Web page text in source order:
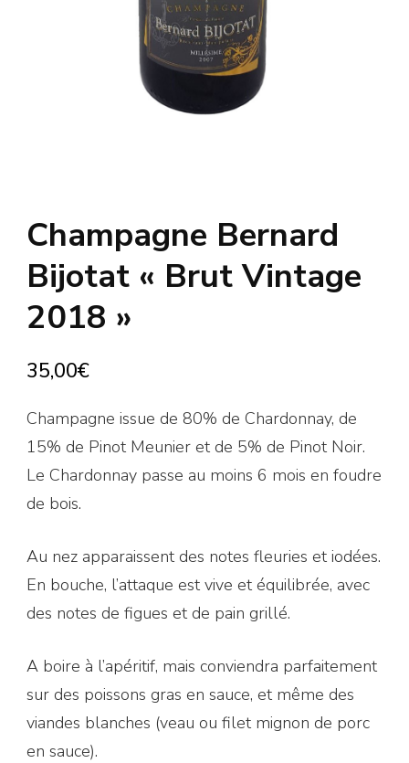
Champagne Bernard
Bijotat « Brut Vintage
2018 »
35,00€
Champagne issue de 80% de Chardonnay, de
15% de Pinot Meunier et de 5% de Pinot Noir.
Le Chardonnay passe au moins 6 mois en foudre
de bois.
Au nez apparaissent des notes fleuries et iodées.
En bouche, l’attaque est vive et équilibrée, avec
des notes de figues et de pain grillé.
A boire à l’apéritif, mais conviendra parfaitement
sur des poissons gras en sauce, et même des
viandes blanches (veau ou filet mignon de porc
en sauce).